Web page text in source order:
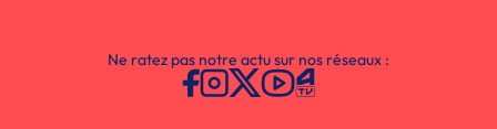
Ne ratez pas notre actu sur nos réseaux :